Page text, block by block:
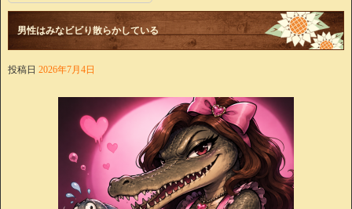
男性はみなビビり散らかしている
投稿日 2026年7月4日